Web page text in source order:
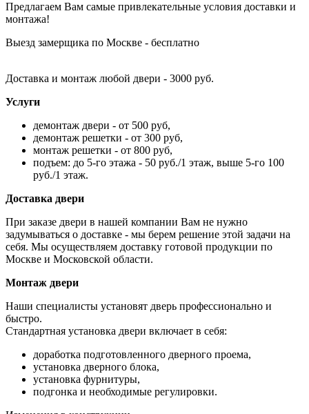
Предлагаем Вам самые привлекательные условия доставки и
монтажа!
Выезд замерщика по Москве - бесплатно
Доставка и монтаж любой двери - 3000 руб.
Услуги
демонтаж двери - от 500 руб,
демонтаж решетки - от 300 руб,
монтаж решетки - от 800 руб,
подъем: до 5-го этажа - 50 руб./1 этаж, выше 5-го 100
руб./1 этаж.
Доставка двери
При заказе двери в нашей компании Вам не нужно
задумываться о доставке - мы берем решение этой задачи на
себя. Мы осуществляем доставку готовой продукции по
Москве и Московской области.
Монтаж двери
Наши специалисты установят дверь профессионально и
быстро.
Стандартная установка двери включает в себя:
доработка подготовленного дверного проема,
установка дверного блока,
установка фурнитуры,
подгонка и необходимые регулировки.